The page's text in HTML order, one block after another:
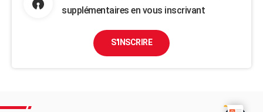
supplémentaires en vous inscrivant
S'INSCRIRE